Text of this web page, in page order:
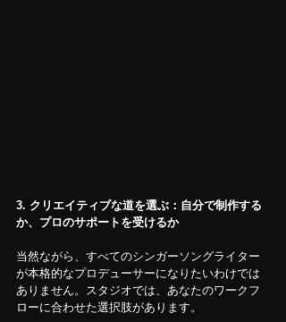
3. クリエイティブな道を選ぶ：自分で制作する
か、プロのサポートを受けるか
当然ながら、すべてのシンガーソングライター
が本格的なプロデューサーになりたいわけでは
ありません。スタジオでは、あなたのワークフ
ローに合わせた選択肢があります。